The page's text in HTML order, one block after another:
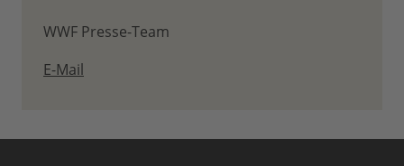
WWF Presse-Team
E-Mail